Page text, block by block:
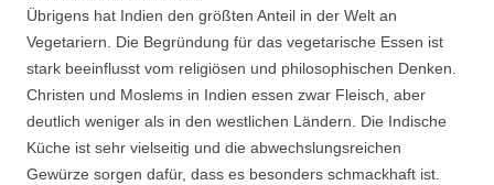
Übrigens hat Indien den größten Anteil in der Welt an
Vegetariern. Die Begründung für das vegetarische Essen ist
stark beeinflusst vom religiösen und philosophischen Denken.
Christen und Moslems in Indien essen zwar Fleisch, aber
deutlich weniger als in den westlichen Ländern. Die Indische
Küche ist sehr vielseitig und die abwechslungsreichen
Gewürze sorgen dafür, dass es besonders schmackhaft ist.